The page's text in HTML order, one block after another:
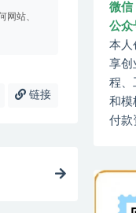
网站、
链接
微
公众
本人
享创
程、
和模
付款